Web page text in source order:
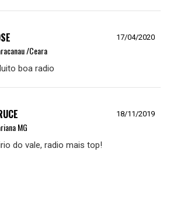
17/04/2020
/Ceara
boa radio
18/11/2019
MG
do vale, radio mais top!